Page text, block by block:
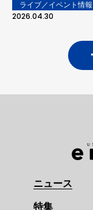
ライブ／イベント情報
2026.04.30
ニュース
特集